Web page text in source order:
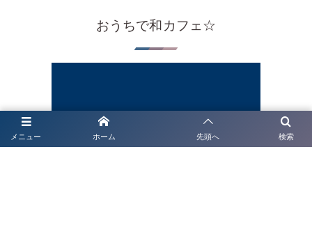
おうちで和カフェ☆
メニュー 検索
ホーム 先頭へ